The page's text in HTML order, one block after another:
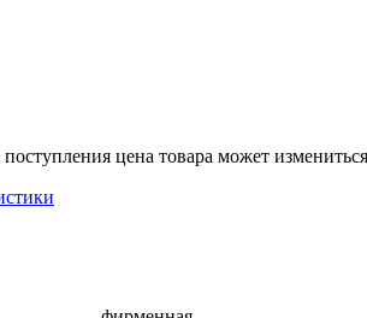
цена товара может